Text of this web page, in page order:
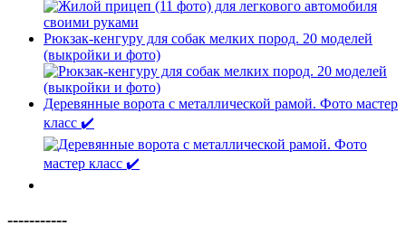
Рюкзак-кенгуру для собак мелких пород. 20 моделей
(выкройки и фото)
Деревянные ворота с металлической рамой. Фото мастер
класс ✔️
-----------